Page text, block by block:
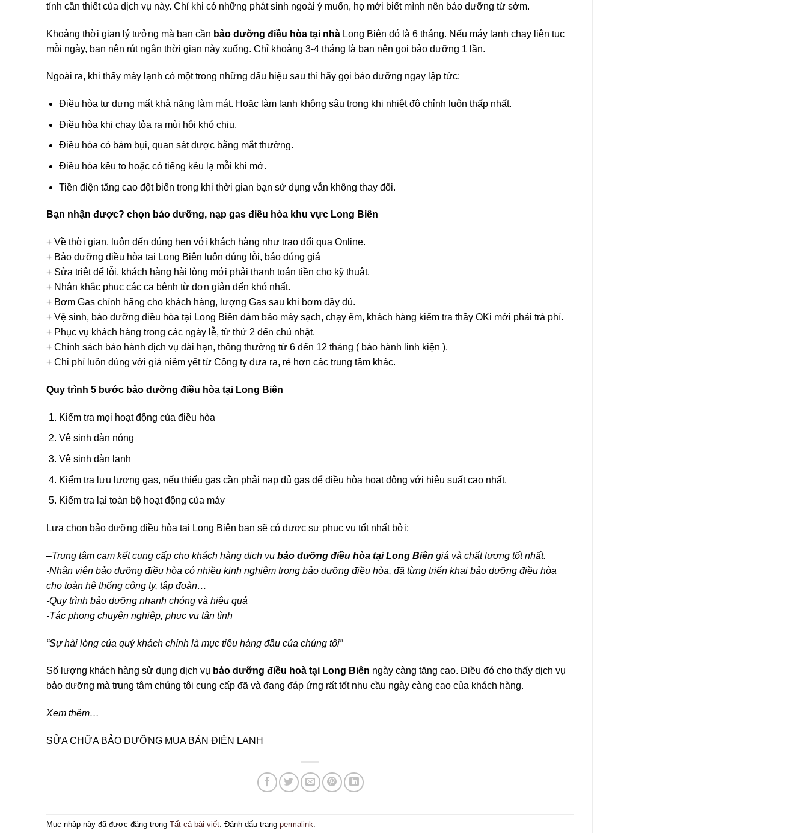
tính cần thiết của dịch vụ này. Chỉ khi có những phát sinh ngoài ý muốn, họ mới biết mình nên bảo dưỡng từ sớm.
Khoảng thời gian lý tưởng mà bạn cần bảo dưỡng điều hòa tại nhà Long Biên đó là 6 tháng. Nếu máy lạnh chạy liên tục
mỗi ngày, bạn nên rút ngắn thời gian này xuống. Chỉ khoảng 3-4 tháng là bạn nên gọi bảo dưỡng 1 lần.
Ngoài ra, khi thấy máy lạnh có một trong những dấu hiệu sau thì hãy gọi bảo dưỡng ngay lập tức:
Điều hòa tự dưng mất khả năng làm mát. Hoặc làm lạnh không sâu trong khi nhiệt độ chỉnh luôn thấp nhất.
Điều hòa khi chạy tỏa ra mùi hôi khó chịu.
Điều hòa có bám bụi, quan sát được bằng mắt thường.
Điều hòa kêu to hoặc có tiếng kêu lạ mỗi khi mở.
Tiền điện tăng cao đột biến trong khi thời gian bạn sử dụng vẫn không thay đổi.
Bạn nhận được? chọn bảo dưỡng, nạp gas điều hòa khu vực Long Biên
+ Về thời gian, luôn đến đúng hẹn với khách hàng như trao đổi qua Online.
+ Bảo dưỡng điều hòa tại Long Biên luôn đúng lỗi, báo đúng giá
+ Sửa triệt để lỗi, khách hàng hài lòng mới phải thanh toán tiền cho kỹ thuật.
+ Nhận khắc phục các ca bệnh từ đơn giản đến khó nhất.
+ Bơm Gas chính hãng cho khách hàng, lượng Gas sau khi bơm đầy đủ.
+ Vệ sinh, bảo dưỡng điều hòa tại Long Biên đảm bảo máy sạch, chạy êm, khách hàng kiểm tra thầy OKi mới phải trả phí.
+ Phục vụ khách hàng trong các ngày lễ, từ thứ 2 đến chủ nhật.
+ Chính sách bảo hành dịch vụ dài hạn, thông thường từ 6 đến 12 tháng ( bảo hành linh kiện ).
+ Chi phí luôn đúng với giá niêm yết từ Công ty đưa ra, rẻ hơn các trung tâm khác.
Quy trình 5 bước bảo dưỡng điều hòa tại Long Biên
Kiểm tra mọi hoạt động của điều hòa
Vệ sinh dàn nóng
Vệ sinh dàn lạnh
Kiểm tra lưu lượng gas, nếu thiếu gas cần phải nạp đủ gas để điều hòa hoạt động với hiệu suất cao nhất.
Kiểm tra lại toàn bộ hoạt động của máy
Lựa chọn bảo dưỡng điều hòa tại Long Biên bạn sẽ có được sự phục vụ tốt nhất bởi:
–Trung tâm cam kết cung cấp cho khách hàng dịch vụ bảo dưỡng điều hòa tại Long Biên giá và chất lượng tốt nhất.
-Nhân viên bảo dưỡng điều hòa có nhiều kinh nghiệm trong bảo dưỡng điều hòa, đã từng triển khai bảo dưỡng điều hòa
cho toàn hệ thống công ty, tập đoàn…
-Quy trình bảo dưỡng nhanh chóng và hiệu quả
-Tác phong chuyên nghiệp, phục vụ tận tình
“Sự hài lòng của quý khách chính là mục tiêu hàng đầu của chúng tôi”
Số lượng khách hàng sử dụng dịch vụ bảo dưỡng điều hoà tại Long Biên ngày càng tăng cao. Điều đó cho thấy dịch vụ
bảo dưỡng mà trung tâm chúng tôi cung cấp đã và đang đáp ứng rất tốt nhu cầu ngày càng cao của khách hàng.
Xem thêm…
SỬA CHỮA BẢO DƯỠNG MUA BÁN ĐIỆN LẠNH
Mục nhập này đã được đăng trong Tất cả bài viết. Đánh dấu trang permalink.